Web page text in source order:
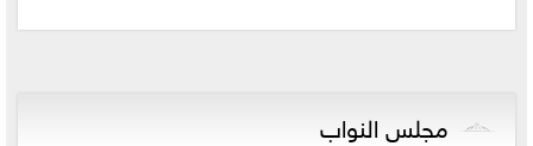
مجلس النواب